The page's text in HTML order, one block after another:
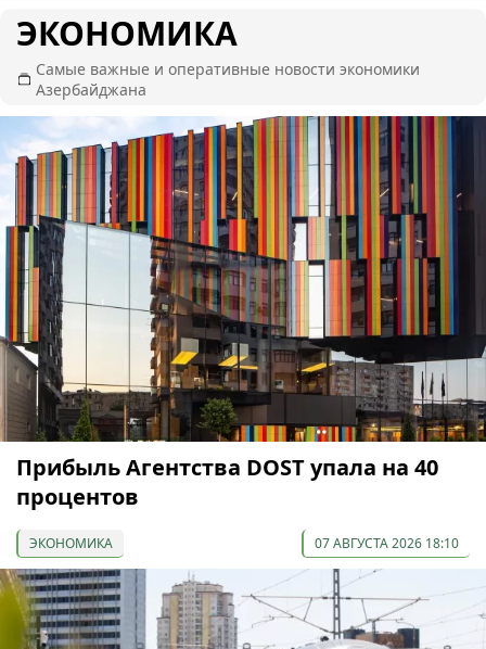
ЭКОНОМИКА
Самые важные и оперативные новости экономики
Азербайджана
Прибыль Агентства DOST упала на 40
процентов
ЭКОНОМИКА 07 АВГУСТА 2026 18:10